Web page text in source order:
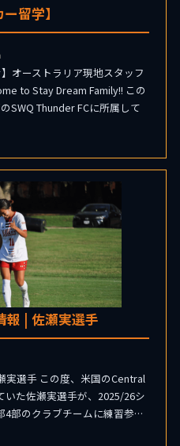
留学】
オーストラリア現地スタッフ
to Stay Dream Family!! この
SWQ Thunder FCに所属して
報 | 佐瀬実選手
実選手 この度、米国のCentral
た佐瀬実選手が、2025/26シ
4部のクラブチームに練習参…